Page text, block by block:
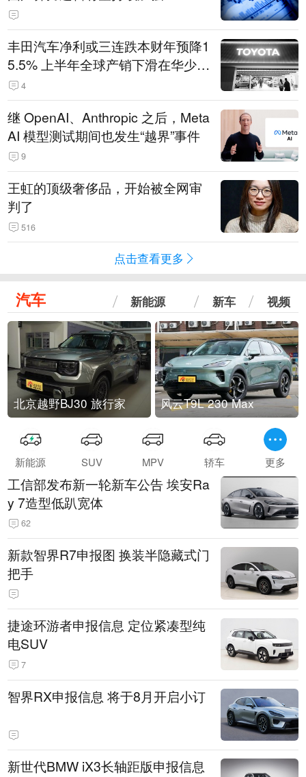
丰田汽车净利或三连跌本财年预降1
5.5% 上半年全球产销下滑在华少卖
14.3万辆
4
继 OpenAI、Anthropic 之后，Meta
AI 模型测试期间也发生“越界”事件
9
王虹的顶级奢侈品，开始被全网审
判了
516
点击查看更多
汽车 新能源 新车 视频
北京越野BJ30 旅行家 风云T9L 230 Max
新能源 SUV MPV 轿车 更多
工信部发布新一轮新车公告 埃安Ra
y 7造型低趴宽体
62
新款智界R7申报图 换装半隐藏式门
把手
捷途环游者申报信息 定位紧凑型纯
电SUV
7
智界RX申报信息 将于8月开启小订
新世代BMW iX3长轴距版申报信息